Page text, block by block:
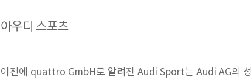
아우디 스포츠
이전에 quattro GmbH로 알려진 Audi Sport는 Audi AG의